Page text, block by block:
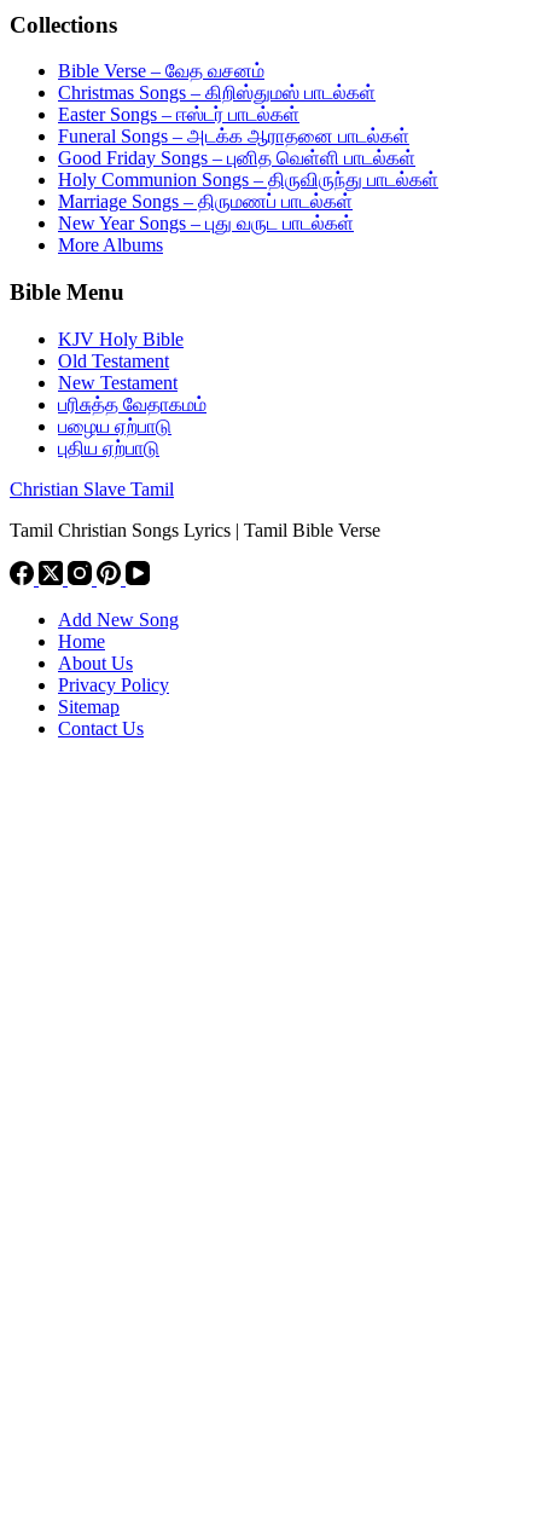
Collections
Bible Verse – வேத வசனம்
Christmas Songs – கிறிஸ்துமஸ் பாடல்கள்
Easter Songs – ஈஸ்டர் பாடல்கள்
Funeral Songs – அடக்க ஆராதனை பாடல்கள்
Good Friday Songs – புனித வெள்ளி பாடல்கள்
Holy Communion Songs – திருவிருந்து பாடல்கள்
Marriage Songs – திருமணப் பாடல்கள்
New Year Songs – புது வருட பாடல்கள்
More Albums
Bible Menu
KJV Holy Bible
Old Testament
New Testament
பரிசுத்த வேதாகமம்
பழைய ஏற்பாடு
புதிய ஏற்பாடு
Christian Slave Tamil
Tamil Christian Songs Lyrics | Tamil Bible Verse
Add New Song
Home
About Us
Privacy Policy
Sitemap
Contact Us